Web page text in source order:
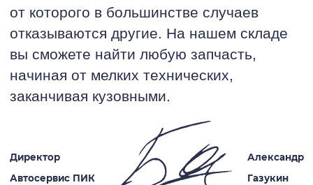
от которого в большинстве случаев
отказываются другие. На нашем складе
вы сможете найти любую запчасть,
начиная от мелких технических,
заканчивая кузовными.
Директор
Автосервис ПИК
Александр
Газукин